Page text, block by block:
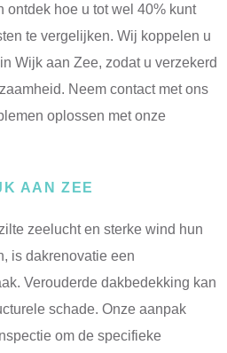
ontdek hoe u tot wel 40% kunt
te vergelijken. Wij koppelen u
Wijk aan Zee, zodat u verzekerd
Neem contact met ons
oplossen met onze
AAN ZEE
zeelucht en sterke wind hun
is dakrenovatie een
Verouderde dakbedekking kan
schade. Onze aanpak
om de specifieke